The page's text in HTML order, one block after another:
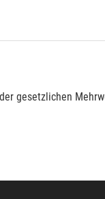
gesetzlichen